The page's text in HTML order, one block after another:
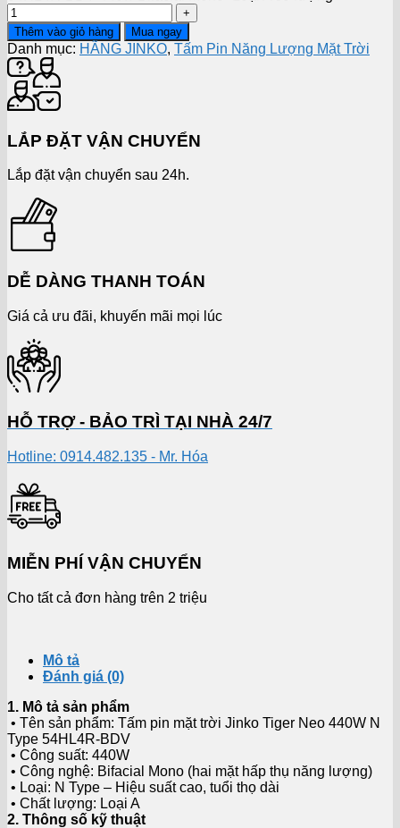
Thêm vào giỏ hàng Mua ngay
Danh mục: HÃNG JINKO, Tấm Pin Năng Lượng Mặt Trời
LẮP ĐẶT VẬN CHUYỂN
Lắp đặt vận chuyển sau 24h.
DỄ DÀNG THANH TOÁN
Giá cả ưu đãi, khuyến mãi mọi lúc
HỖ TRỢ - BẢO TRÌ TẠI NHÀ 24/7
Hotline: 0914.482.135 - Mr. Hóa
MIỄN PHÍ VẬN CHUYỂN
Cho tất cả đơn hàng trên 2 triệu
Mô tả
Đánh giá (0)
1. Mô tả sản phẩm
• Tên sản phẩm: Tấm pin mặt trời Jinko Tiger Neo 440W N
Type 54HL4R-BDV
• Công suất: 440W
• Công nghệ: Bifacial Mono (hai mặt hấp thụ năng lượng)
• Loại: N Type – Hiệu suất cao, tuổi thọ dài
• Chất lượng: Loại A
2. Thông số kỹ thuật